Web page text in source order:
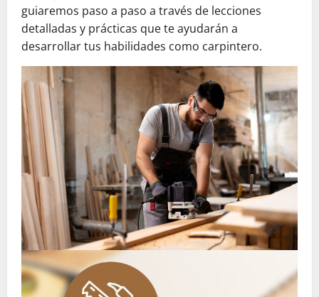
guiaremos paso a paso a través de lecciones
detalladas y prácticas que te ayudarán a
desarrollar tus habilidades como carpintero.